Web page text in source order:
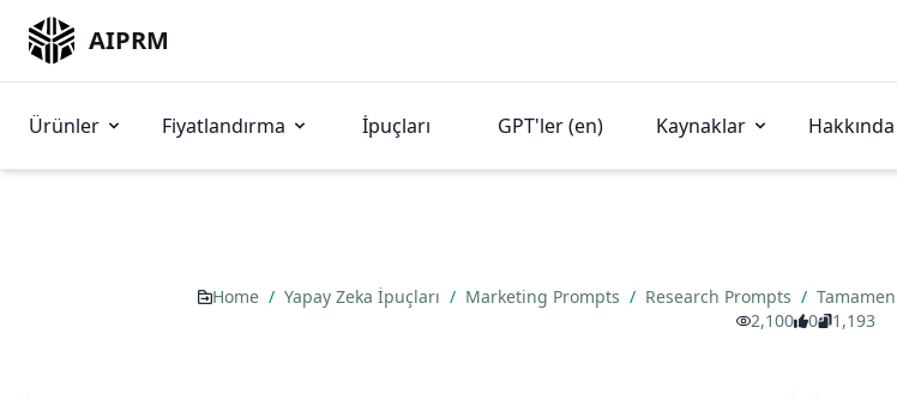
AIPRM
Ürünler Fiyatlandırma İpuçları GPT'ler (en) Kaynaklar Hakkında
Home / Yapay Zeka İpuçları / Marketing Prompts / Research Prompts /
2,100
0 1,193